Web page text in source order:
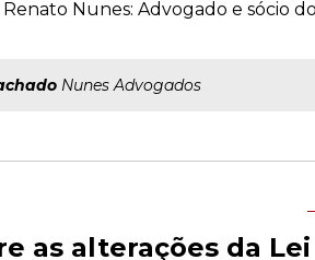
Nunes: Advogado e sócio
Nunes Advogados
as alterações da Lei